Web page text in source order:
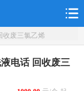
废三氯乙烯
电话 回收废三